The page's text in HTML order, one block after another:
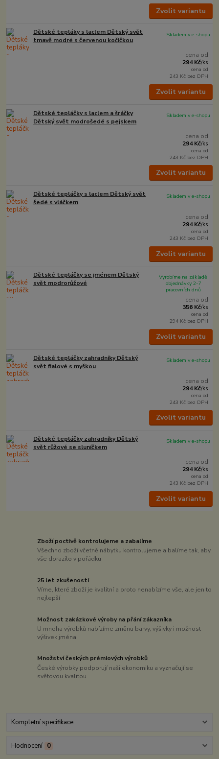
Zvolit variantu
Dětské tepláky s laclem Dětský svět
tmavě modré s červenou kočičkou
cena od
294 Kč/ks
cena od
243 Kč bez DPH
Skladem v e-shopu
Zvolit variantu
Dětské tepláčky s laclem a šráčky
Dětský svět modrošedé s pejskem
cena od
294 Kč/ks
cena od
243 Kč bez DPH
Skladem v e-shopu
Zvolit variantu
Dětské tepláčky s laclem Dětský svět
šedé s vláčkem
cena od
294 Kč/ks
cena od
243 Kč bez DPH
Skladem v e-shopu
Zvolit variantu
Dětské tepláčky se jménem Dětský
svět modrorůžové
cena od
356 Kč/ks
cena od
294 Kč bez DPH
Vyrobíme na základě
objednávky 2-7
pracovních dnů
Zvolit variantu
Dětské tepláčky zahradníky Dětský
svět fialové s myškou
cena od
294 Kč/ks
cena od
243 Kč bez DPH
Skladem v e-shopu
Zvolit variantu
Dětské tepláčky zahradníky Dětský
svět růžové se sluníčkem
cena od
294 Kč/ks
cena od
243 Kč bez DPH
Skladem v e-shopu
Zvolit variantu
Zboží poctivě kontrolujeme a zabalíme
Všechno zboží včetně nábytku kontrolujeme a balíme tak, aby
vše dorazilo v pořádku
25 let zkušeností
Víme, které zboží je kvalitní a proto nenabízíme vše, ale jen to
nejlepší
Možnost zakázkové výroby na přání zákazníka
U mnoha výrobků nabízíme změnu barvy, výšivky i možnost
výšivek jména
Množství českých prémiových výrobků
České výrobky podporují naši ekonomiku a vyznačují se
světovou kvalitou
Kompletní specifikace
Hodnocení 0